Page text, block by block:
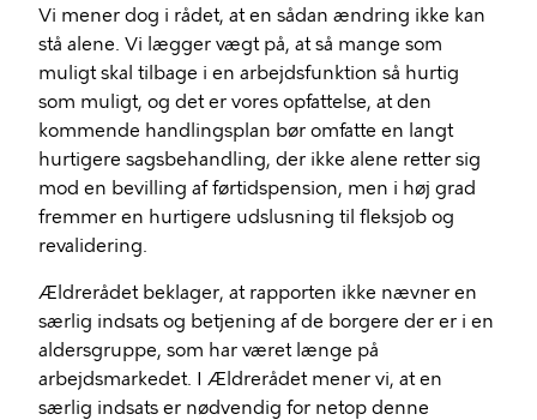
Vi mener dog i rådet, at en sådan ændring ikke kan
stå alene. Vi lægger vægt på, at så mange som
muligt skal tilbage i en arbejdsfunktion så hurtig
som muligt, og det er vores opfattelse, at den
kommende handlingsplan bør omfatte en langt
hurtigere sagsbehandling, der ikke alene retter sig
mod en bevilling af førtidspension, men i høj grad
fremmer en hurtigere udslusning til fleksjob og
revalidering.
Ældrerådet beklager, at rapporten ikke nævner en
særlig indsats og betjening af de borgere der er i en
aldersgruppe, som har været længe på
arbejdsmarkedet. I Ældrerådet mener vi, at en
særlig indsats er nødvendig for netop denne